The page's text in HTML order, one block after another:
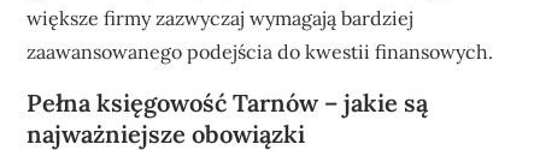
większe firmy zazwyczaj wymagają bardziej
zaawansowanego podejścia do kwestii finansowych.
Pełna księgowość Tarnów – jakie są
najważniejsze obowiązki